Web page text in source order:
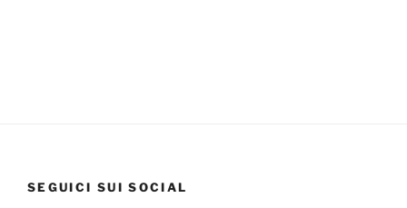
SEGUICI SUI SOCIAL